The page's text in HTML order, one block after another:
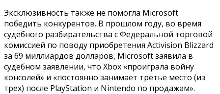
Эксклюзивность также не помогла Microsoft
победить конкурентов. В прошлом году, во время
судебного разбирательства с Федеральной торговой
комиссией по поводу приобретения Activision Blizzard
за 69 миллиардов долларов, Microsoft заявила в
судебном заявлении, что Xbox «проиграла войну
консолей» и «постоянно занимает третье место (из
трех) после PlayStation и Nintendo по продажам».